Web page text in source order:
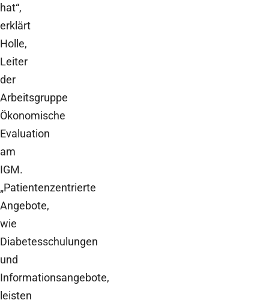
hat“,
erklärt
Holle,
Leiter
der
Arbeitsgruppe
Ökonomische
Evaluation
am
IGM.
„Patientenzentrierte
Angebote,
wie
Diabetesschulungen
und
Informationsangebote,
leisten